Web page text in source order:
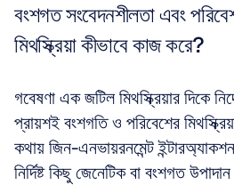
বংশগত সংবেদনশীলতা এবং
মিথস্ক্রিয়া কীভাবে কাজ করে?
গবেষণা এক জটিল মিথস্ক্রিয়ার দিকে
প্রায়শই বংশগতি ও পরিবেশের
কথায় জিন-এনভায়রনমেন্ট
নির্দিষ্ট কিছু জেনেটিক বা বংশগত